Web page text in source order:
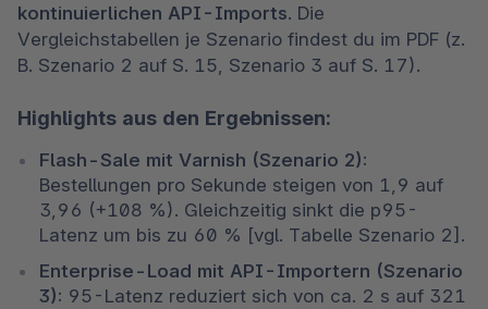
kontinuierlichen API-Imports. Die
Vergleichstabellen je Szenario findest du im PDF (z.
B. Szenario 2 auf S. 15, Szenario 3 auf S. 17).
Highlights aus den Ergebnissen:
Flash-Sale mit Varnish (Szenario 2):
Bestellungen pro Sekunde steigen von 1,9 auf
3,96 (+108 %). Gleichzeitig sinkt die p95-
Latenz um bis zu 60 % [vgl. Tabelle Szenario 2].
Enterprise-Load mit API-Importern (Szenario
3): 95-Latenz reduziert sich von ca. 2 s auf 321